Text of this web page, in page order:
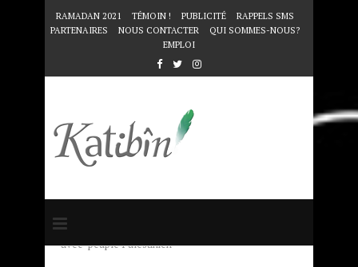
RAMADAN 2021 TÉMOIN ! PUBLICITÉ
RAPPELS SMS
PARTENAIRES
NOUS CONTACTER
QUI SOMMES-NOUS?
EMPLOI
Accueil
avec "peuple Palestinien"